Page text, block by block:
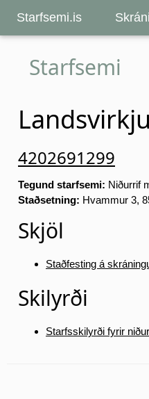
Starfsemi.is
Starfsemi
4202691299
Tegund starfsemi: Niðurrif
Staðsetning: Hvammur 3,
Skjöl
Staðfesting á
Skilyrði
Starfsskilyrði fyrir